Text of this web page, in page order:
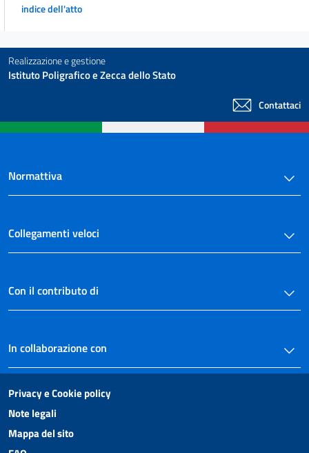
indice dell'atto
Realizzazione e gestione
Istituto Poligrafico e Zecca dello Stato
Contattaci
Normattiva
Collegamenti veloci
Con il contributo di
In collaborazione con
Privacy e Cookie policy
Note legali
Mappa del sito